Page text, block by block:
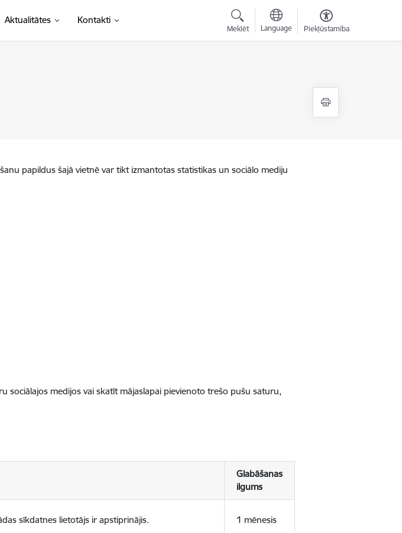
Aktualitātes Kontakti
Meklēt Language Piekļūstamība
papildus šajā vietnē var tikt izmantotas statistikas un sociālo mediju
sociālajos medijos vai skatīt mājaslapai pievienoto trešo pušu saturu,
Glabāšanas
ilgums
sīkdatnes lietotājs ir apstiprinājis. 1 mēnesis